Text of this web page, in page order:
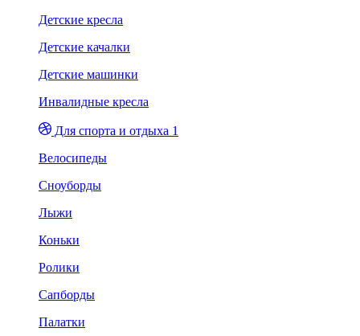
Детские кресла
Детские качалки
Детские машинки
Инвалидные кресла
Для спорта и отдыха 1
Велосипеды
Сноуборды
Лыжи
Коньки
Ролики
Сапборды
Палатки